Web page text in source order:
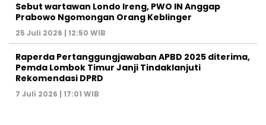
Sebut wartawan Londo Ireng, PWO IN Anggap
Prabowo Ngomongan Orang Keblinger
25 Juli 2026 | 12:50 WIB
Raperda Pertanggungjawaban APBD 2025 diterima,
Pemda Lombok Timur Janji Tindaklanjuti
Rekomendasi DPRD
7 Juli 2026 | 17:01 WIB